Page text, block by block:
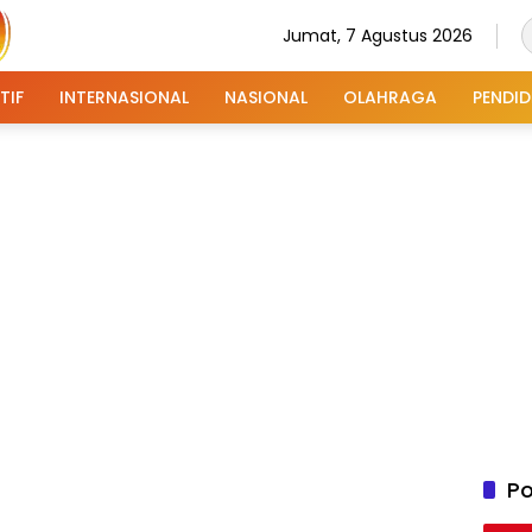
Jumat, 7 Agustus 2026
INTERNASIONAL NASIONAL OLAHRAGA